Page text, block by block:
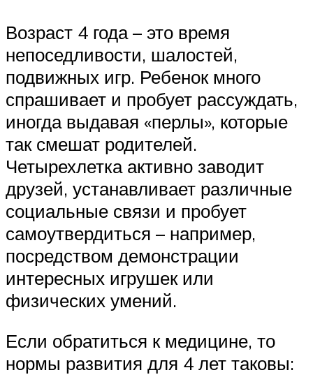
Возраст 4 года – это время
непоседливости, шалостей,
подвижных игр. Ребенок много
спрашивает и пробует рассуждать,
иногда выдавая «перлы», которые
так смешат родителей.
Четырехлетка активно заводит
друзей, устанавливает различные
социальные связи и пробует
самоутвердиться – например,
посредством демонстрации
интересных игрушек или
физических умений.
Если обратиться к медицине, то
нормы развития для 4 лет таковы: